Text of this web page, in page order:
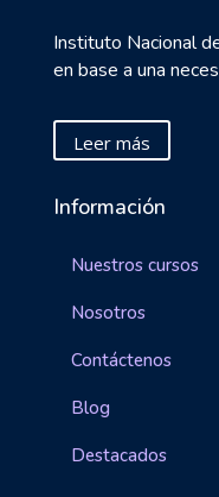
Instituto Nacional
en base a una
Leer más
Información
Nuestros cursos
Nosotros
Contáctenos
Blog
Destacados